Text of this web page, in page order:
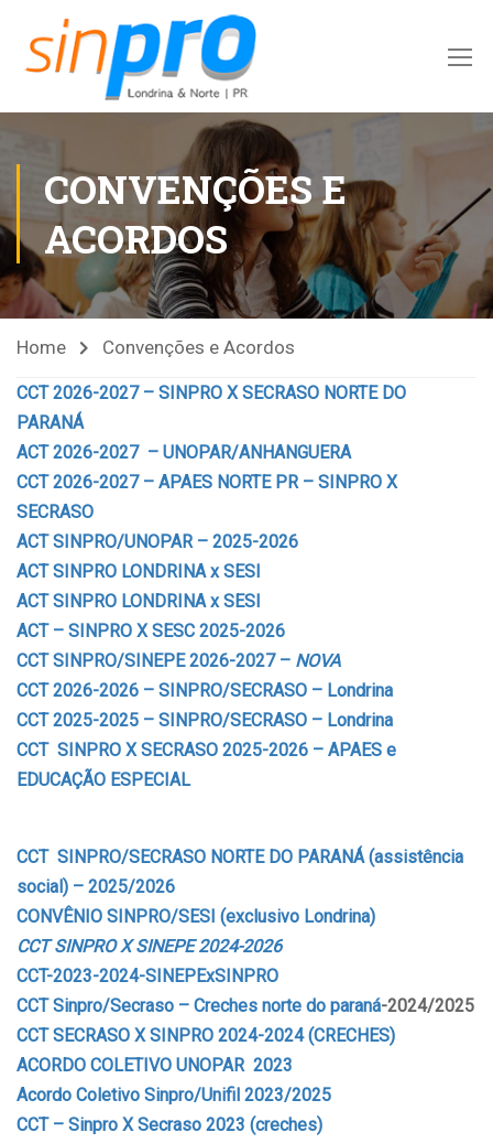
CONVENÇÕES E
ACORDOS
Home Convenções e Acordos
CCT 2026-2027 – SINPRO X SECRASO NORTE DO
PARANÁ
ACT 2026-2027 – UNOPAR/ANHANGUERA
CCT 2026-2027 – APAES NORTE PR – SINPRO X
SECRASO
ACT SINPRO/UNOPAR – 2025-2026
ACT SINPRO LONDRINA x SESI
ACT SINPRO LONDRINA x SESI
ACT – SINPRO X SESC 2025-2026
CCT SINPRO/SINEPE 2026-2027 – NOVA
CCT 2026-2026 – SINPRO/SECRASO – Londrina
CCT 2025-2025 – SINPRO/SECRASO – Londrina
CCT SINPRO X SECRASO 2025-2026 – APAES e
EDUCAÇÃO ESPECIAL
CCT SINPRO/SECRASO NORTE DO PARANÁ (assistência
social) – 2025/2026
CONVÊNIO SINPRO/SESI (exclusivo Londrina)
CCT SINPRO X SINEPE 2024-2026
CCT-2023-2024-SINEPExSINPRO
CCT Sinpro/Secraso – Creches norte do paraná-2024/2025
CCT SECRASO X SINPRO 2024-2024 (CRECHES)
ACORDO COLETIVO UNOPAR 2023
Acordo Coletivo Sinpro/Unifil 2023/2025
CCT – Sinpro X Secraso 2023 (creches)